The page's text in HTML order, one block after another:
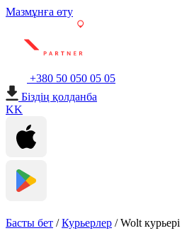
Мазмұнға өту
+380 50 050 05 05
Біздің қолданба
KK
Басты бет /Курьерлер /Wolt